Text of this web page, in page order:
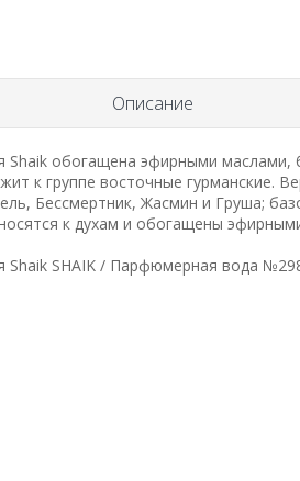
Описание
обогащена эфирными маслами,
к группе восточные гурманские.
Бессмертник, Жасмин и Груша;
к духам и обогащены
SHAIK / Парфюмерная вода